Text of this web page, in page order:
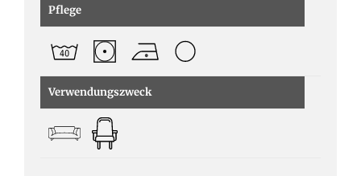
Pflege
Verwendungszweck